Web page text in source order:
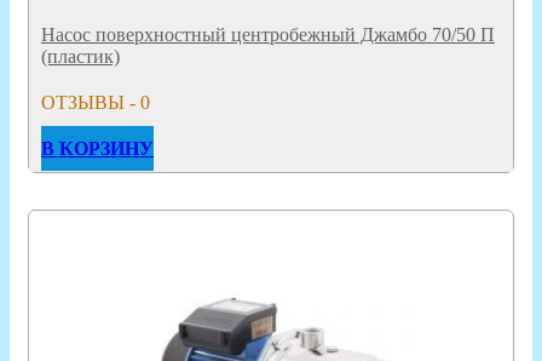
Насос поверхностный центробежный Джамбо 70/50 П
(пластик)
ОТЗЫВЫ - 0
В КОРЗИНУ